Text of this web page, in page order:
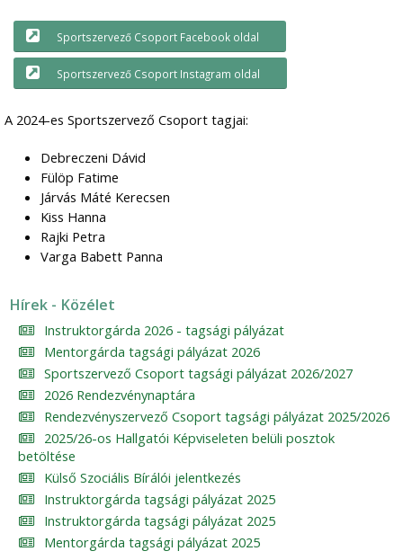
Sportszervező Csoport Facebook oldal
Sportszervező Csoport Instagram oldal
A 2024-es Sportszervező Csoport tagjai:
Debreczeni Dávid
Fülöp Fatime
Járvás Máté Kerecsen
Kiss Hanna
Rajki Petra
Varga Babett Panna
Hírek - Közélet
Instruktorgárda 2026 - tagsági pályázat
Mentorgárda tagsági pályázat 2026
Sportszervező Csoport tagsági pályázat 2026/2027
2026 Rendezvénynaptára
Rendezvényszervező Csoport tagsági pályázat 2025/2026
2025/26-os Hallgatói Képviseleten belüli posztok
betöltése
Külső Szociális Bírálói jelentkezés
Instruktorgárda tagsági pályázat 2025
Instruktorgárda tagsági pályázat 2025
Mentorgárda tagsági pályázat 2025